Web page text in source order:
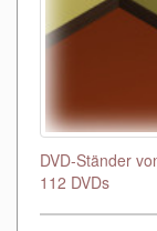
DVD-Ständer
112 DVDs